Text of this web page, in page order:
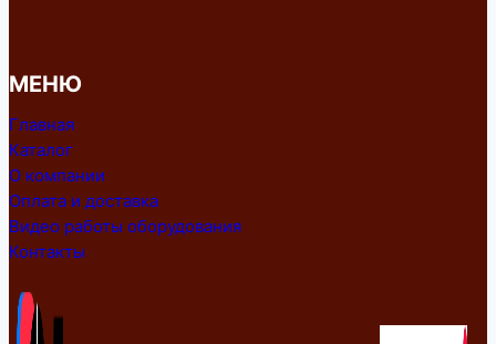
МЕНЮ
Главная
Каталог
О компании
Оплата и доставка
Видео работы оборудования
Контакты